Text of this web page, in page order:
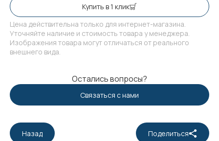
Купить в 1 клик
Цена действительна только для интернет-магазина.
Уточняйте наличие и стоимость товара у менеджера.
Изображения товара могут отличаться от реального
внешнего вида.
Остались вопросы?
Связаться с нами
Назад Поделиться